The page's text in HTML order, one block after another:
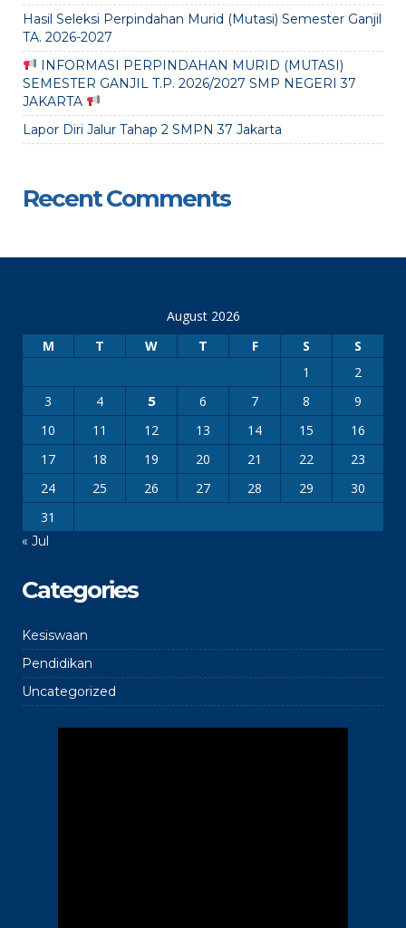
Hasil Seleksi Perpindahan Murid (Mutasi) Semester Ganjil
TA. 2026-2027
INFORMASI PERPINDAHAN MURID (MUTASI)
SEMESTER GANJIL T.P. 2026/2027 SMP NEGERI 37
JAKARTA
Lapor Diri Jalur Tahap 2 SMPN 37 Jakarta
Recent Comments
August 2026
M
T W T F S
S
1
2
3
4 5 6 7 8
9
10
11 12 13 14 15
16
17
18 19 20 21 22
23
24
25 26 27 28 29
30
31
« Jul
Categories
Kesiswaan
Pendidikan
Uncategorized